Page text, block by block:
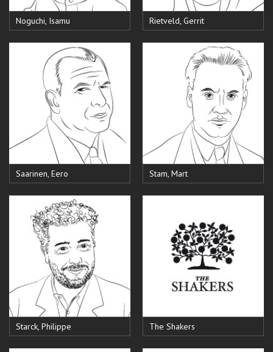
Noguchi, Isamu Rietveld, Gerrit
Saarinen, Eero Stam, Mart
Starck, Philippe The Shakers